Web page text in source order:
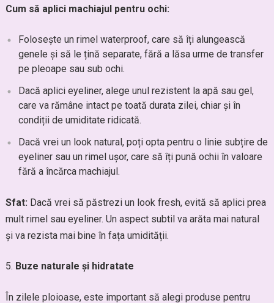
Cum să aplici machiajul pentru ochi:
Folosește un rimel waterproof, care să îți alungească
genele și să le țină separate, fără a lăsa urme de transfer
pe pleoape sau sub ochi.
Dacă aplici eyeliner, alege unul rezistent la apă sau gel,
care va rămâne intact pe toată durata zilei, chiar și în
condiții de umiditate ridicată.
Dacă vrei un look natural, poți opta pentru o linie subțire de
eyeliner sau un rimel ușor, care să îți pună ochii în valoare
fără a încărca machiajul.
Sfat: Dacă vrei să păstrezi un look fresh, evită să aplici prea
mult rimel sau eyeliner. Un aspect subtil va arăta mai natural
și va rezista mai bine în fața umidității.
Buze naturale și hidratate
În zilele ploioase, este important să alegi produse pentru